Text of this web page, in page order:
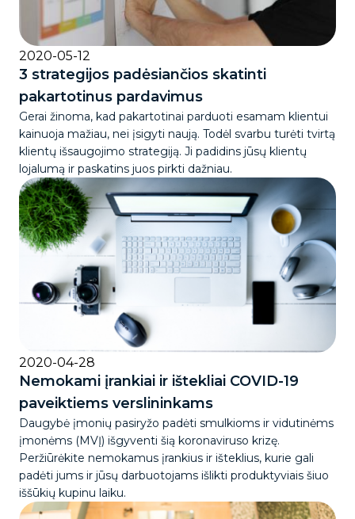
2020-05-12
3 strategijos padėsiančios skatinti
pakartotinus pardavimus
Gerai žinoma, kad pakartotinai parduoti esamam klientui
kainuoja mažiau, nei įsigyti naują. Todėl svarbu turėti tvirtą
klientų išsaugojimo strategiją. Ji padidins jūsų klientų
lojalumą ir paskatins juos pirkti dažniau.
2020-04-28
Nemokami įrankiai ir ištekliai COVID-19
paveiktiems verslininkams
Daugybė įmonių pasiryžo padėti smulkioms ir vidutinėms
įmonėms (MVĮ) išgyventi šią koronaviruso krizę.
Peržiūrėkite nemokamus įrankius ir išteklius, kurie gali
padėti jums ir jūsų darbuotojams išlikti produktyviais šiuo
iššūkių kupinu laiku.